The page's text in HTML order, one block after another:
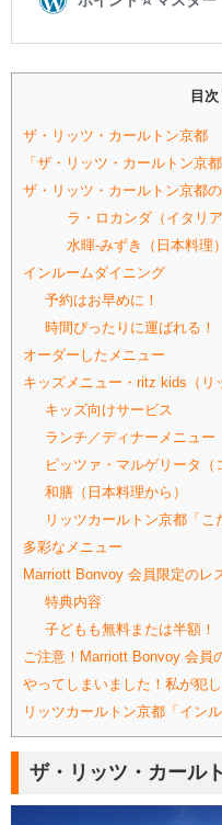
目次
ザ・リッツ・カールトン京都
「ザ・リッツ・カールトン京
ザ・リッツ・カールトン京都
ラ・ロカンダ（イタリア
水暉‐みずき（日本料理）
インルームダイニング
予約はお早めに！
時間ぴったりに運ばれる！
オーダーしたメニュー
キッズメニュー・ritz kids（リ
キッズ向けサービス
ランチ／ディナーメニュー
ピッツァ・マルゲリータ（
和膳（日本料理から）
リッツカールトン京都「こ
多彩なメニュー
Marriott Bonvoy 会員限定のレ
特典内容
子どもも無料または半額！
ご注意！Marriott Bonvoy 会員
やってしまいました！私が犯
リッツカールトン京都「イン
ザ・リッツ・カール